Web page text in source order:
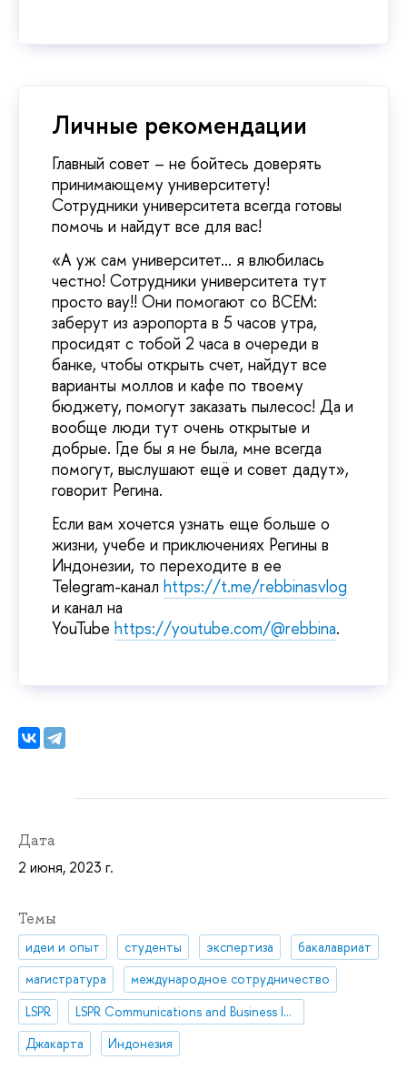
Личные рекомендации
Главный совет – не бойтесь доверять
принимающему университету!
Сотрудники университета всегда готовы
помочь и найдут все для вас!
«А уж сам университет… я влюбилась
честно! Сотрудники университета тут
просто вау!! Они помогают со ВСЕМ:
заберут из аэропорта в 5 часов утра,
просидят с тобой 2 часа в очереди в
банке, чтобы открыть счет, найдут все
варианты моллов и кафе по твоему
бюджету, помогут заказать пылесос! Да и
вообще люди тут очень открытые и
добрые. Где бы я не была, мне всегда
помогут, выслушают ещё и совет дадут»,
говорит Регина.
Если вам хочется узнать еще больше о
жизни, учебе и приключениях Регины в
Индонезии, то переходите в ее
Telegram-канал https://t.me/rebbinasvlog
и канал на
YouTube https://youtube.com/@rebbina.
Дата
2 июня, 2023 г.
Темы
идеи и опыт студенты экспертиза
бакалавриат
магистратура
международное сотрудничество
LSPR
LSPR Communications and Business Institute
Джакарта
Индонезия